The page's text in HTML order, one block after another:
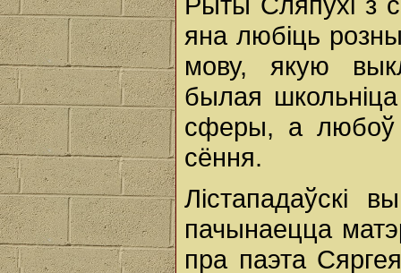
яна любіць
мову, якую
былая
сферы, а любоў
сёння.
Лістападаўскі
пачынаецца
пра паэта